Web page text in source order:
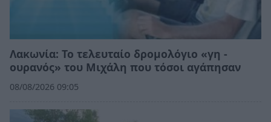
Λακωνία: Το τελευταίο δρομολόγιο «γη -
ουρανός» του Μιχάλη που τόσοι αγάπησαν
08/08/2026 09:05